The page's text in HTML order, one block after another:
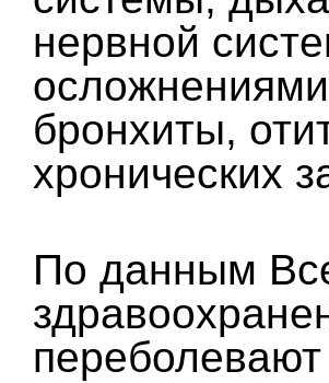
нервной
бронхиты,
хронических
По данным